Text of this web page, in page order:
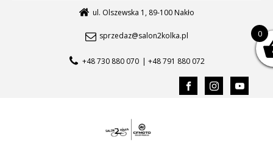
ul. Olszewska 1, 89-100 Nakło
sprzedaz@salon2kolka.pl
+48 730 880 070 | +48 791 880 072
0